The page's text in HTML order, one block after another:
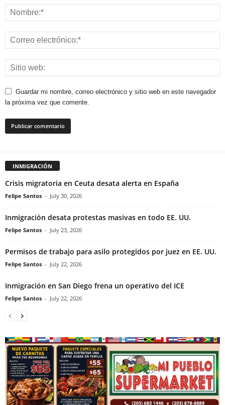
Guardar mi nombre, correo electrónico y sitio web en este navegador
la próxima vez que comente.
INMIGRACIÓN
Crisis migratoria en Ceuta desata alerta en España
Felipe Santos - July 30, 2026
Inmigración desata protestas masivas en todo EE. UU.
Felipe Santos - July 23, 2026
Permisos de trabajo para asilo protegidos por juez en EE. UU.
Felipe Santos - July 22, 2026
Inmigración en San Diego frena un operativo del ICE
Felipe Santos - July 22, 2026